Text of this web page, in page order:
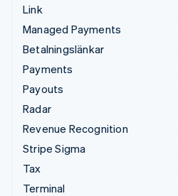
Link
Managed Payments
Betalningslänkar
Payments
Payouts
Radar
Revenue Recognition
Stripe Sigma
Tax
Terminal